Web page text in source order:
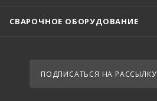
СВАРОЧНОЕ ОБОРУДОВАНИЕ
ПОДПИСАТЬСЯ НА РАССЫЛКУ